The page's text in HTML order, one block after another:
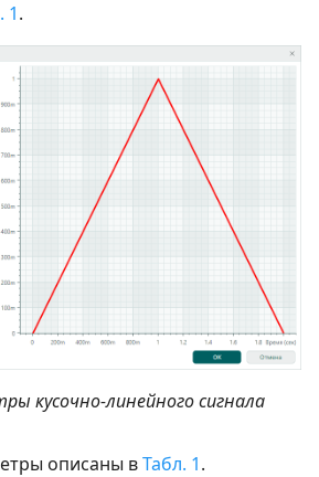
1.
кусочно-линейного сигнала
описаны вТабл. 1.